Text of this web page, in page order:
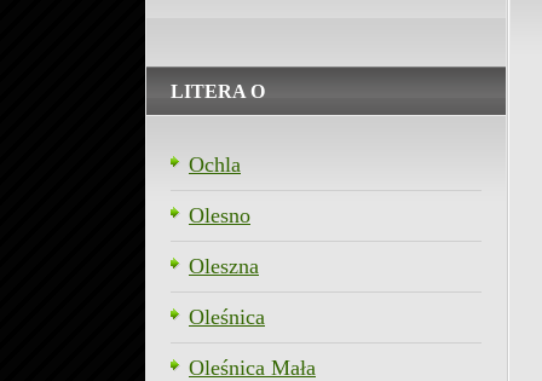
LITERA O
Ochla
Olesno
Oleszna
Oleśnica
Oleśnica Mała